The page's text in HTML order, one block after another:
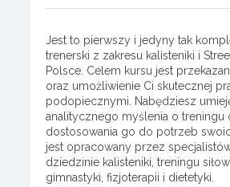
Jest to pierwszy i jedyny tak
trenerski z zakresu kalisteniki i
Polsce. Celem kursu jest
oraz umożliwienie Ci skutecznej
podopiecznymi. Nabędziesz
analitycznego myślenia o treningu
dostosowania go do potrzeb
jest opracowany przez
dziedzinie kalisteniki, treningu
gimnastyki, fizjoterapii i dietetyki.